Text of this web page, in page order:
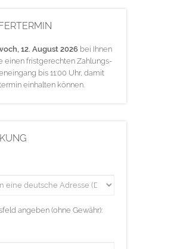
12. August 2026bei Ihnen
einen fristgerechten Zahlungs-
bis 11:00 Uhr, damit
einhalten können.
angeben (ohne Gewähr):